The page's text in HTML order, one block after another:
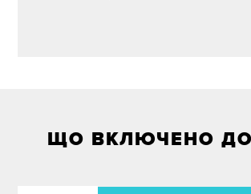
ЩО ВКЛЮЧЕНО ДО